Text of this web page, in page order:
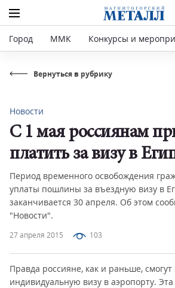
Город ММК Конкурсы и
Вернуться в рубрику
27 апреля 2015 103
Новости
С 1 мая россиянам
платить за визу в
Период временного освобождения
уплаты пошлины за въездную визу в
заканчивается 30 апреля. Об этом
"Новости".
Правда россияне, как и раньше, смогут
индивидуальную визу в аэропорту.